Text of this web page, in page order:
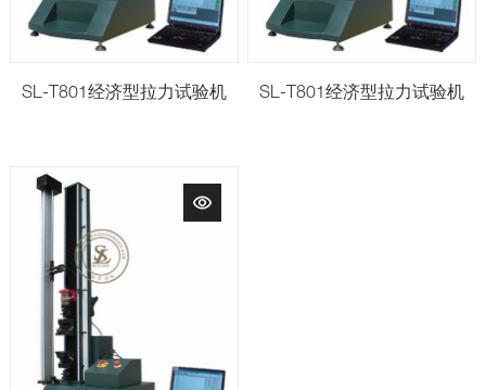
SL-T801经济型拉力试验机 SL-T801经济型拉力试验机